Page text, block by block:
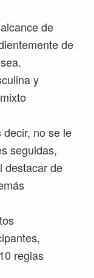
de
de
y
no se le
seguidas,
destacar de
reglas